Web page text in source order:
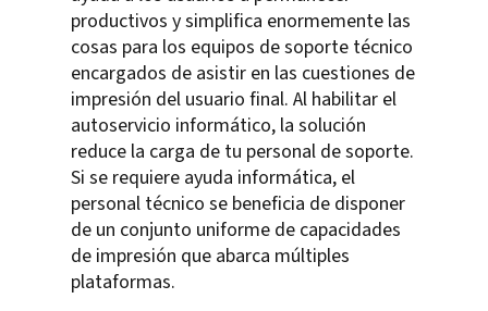
productivos y simplifica enormemente las
cosas para los equipos de soporte técnico
encargados de asistir en las cuestiones de
impresión del usuario final. Al habilitar el
autoservicio informático, la solución
reduce la carga de tu personal de soporte.
Si se requiere ayuda informática, el
personal técnico se beneficia de disponer
de un conjunto uniforme de capacidades
de impresión que abarca múltiples
plataformas.